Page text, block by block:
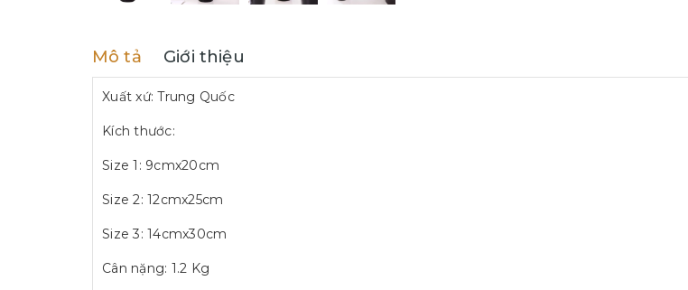
Mô tả Giới thiệu
Xuất xứ: Trung Quốc
Kích thước:
Size 1: 9cmx20cm
Size 2: 12cmx25cm
Size 3: 14cmx30cm
Cân nặng: 1.2 Kg